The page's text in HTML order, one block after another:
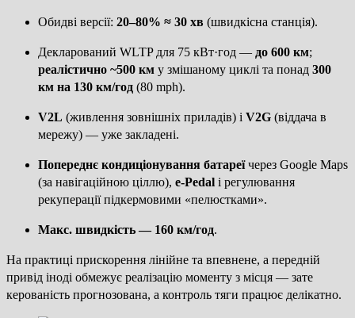
Обидві версії: 20–80% ≈ 30 хв (швидкісна станція).
Декларований WLTP для 75 кВт·год — до 600 км;
реалістично ~500 км у змішаному циклі та понад 300
км на 130 км/год (80 mph).
V2L (живлення зовнішніх приладів) і V2G (віддача в
мережу) — уже закладені.
Попереднє кондиціонування батареїчерез Google Maps
(за навігаційною ціллю), e-Pedal і регулювання
рекуперації підкермовими «пелюстками».
Макс. швидкість — 160 км/год.
На практиці прискорення лінійне та впевнене, а передній
привід іноді обмежує реалізацію моменту з місця — зате
керованість прогнозована, а контроль тяги працює делікатно.